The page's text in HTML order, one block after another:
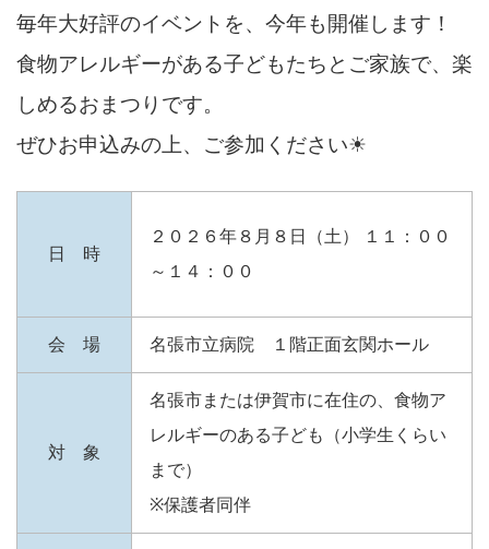
毎年大好評のイベントを、今年も開催します！
食物アレルギーがある子どもたちとご家族で、楽
しめるおまつりです。
ぜひお申込みの上、ご参加ください☀
日 時
２０２６年８月８日（土） １１：００
～１４：００
会 場 名張市立病院 １階正面玄関ホール
対 象
名張市または伊賀市に在住の、食物ア
レルギーのある子ども（小学生くらい
まで）
※保護者同伴